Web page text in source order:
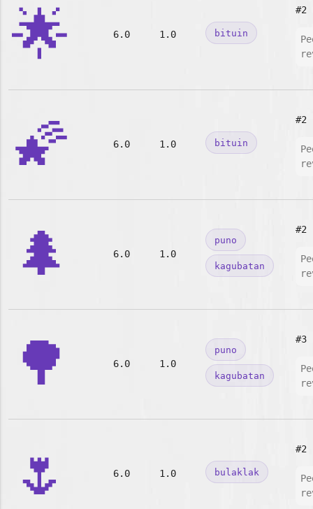
🌟 6.0 1.0 bituin
#2
🌠 6.0 1.0 bituin
#2
🌲 6.0 1.0
puno
kagubatan
#2
🌳 6.0 1.0
puno
kagubatan
#3
🌷 6.0 1.0 bulaklak
#2